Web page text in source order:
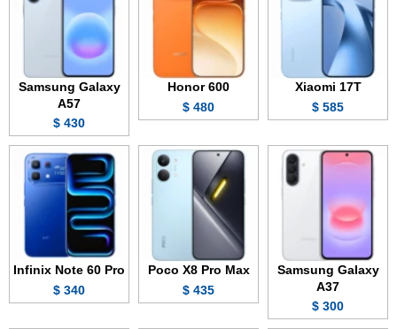
Xiaomi 17T
585 $
Honor 600
480 $
Samsung Galaxy
A57
430 $
Samsung Galaxy
A37
300 $
Poco X8 Pro Max
435 $
Infinix Note 60 Pro
340 $